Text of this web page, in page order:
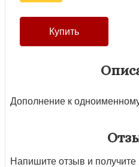
Дополнение к
Напишите отзыв и получите